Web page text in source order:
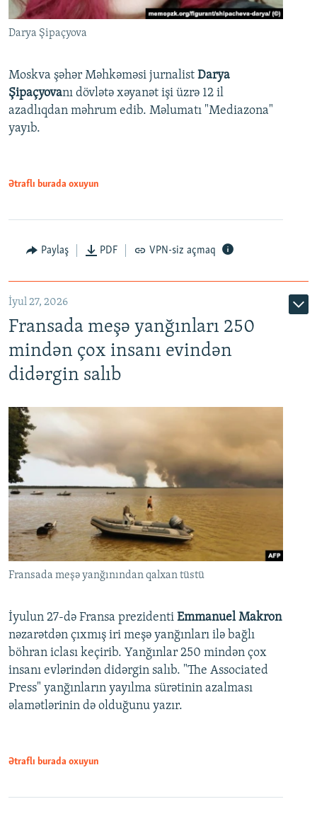
Darya Şipaçyova
Moskva şəhər Məhkəməsi jurnalist Darya
Şipaçyovanı dövlətə xəyanət işi üzrə 12 il
azadlıqdan məhrum edib. Məlumatı "Mediazona"
yayıb.
Ətraflı burada oxuyun
Paylaş PDF VPN-siz açmaq
İyul 27, 2026
Fransada meşə yanğınları 250
mindən çox insanı evindən
didərgin salıb
Fransada meşə yanğınından qalxan tüstü
İyulun 27-də Fransa prezidenti Emmanuel Makron
nəzarətdən çıxmış iri meşə yanğınları ilə bağlı
böhran iclası keçirib. Yanğınlar 250 mindən çox
insanı evlərindən didərgin salıb. "The Associated
Press" yanğınların yayılma sürətinin azalması
əlamətlərinin də olduğunu yazır.
Ətraflı burada oxuyun